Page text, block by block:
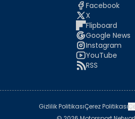
Facebook
X
Flipboard
Google News
Instagram
YouTube
RSS
Gizlilik PolitikasıÇerez Politikası